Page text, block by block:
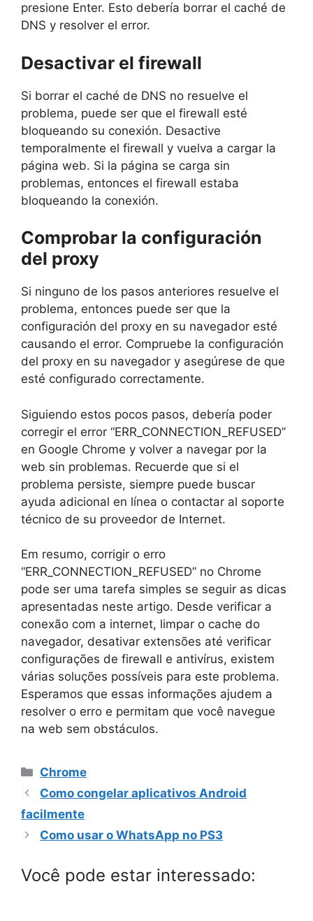
presione Enter. Esto debería borrar el caché de
DNS y resolver el error.
Desactivar el firewall
Si borrar el caché de DNS no resuelve el
problema, puede ser que el firewall esté
bloqueando su conexión. Desactive
temporalmente el firewall y vuelva a cargar la
página web. Si la página se carga sin
problemas, entonces el firewall estaba
bloqueando la conexión.
Comprobar la configuración
del proxy
Si ninguno de los pasos anteriores resuelve el
problema, entonces puede ser que la
configuración del proxy en su navegador esté
causando el error. Compruebe la configuración
del proxy en su navegador y asegúrese de que
esté configurado correctamente.
Siguiendo estos pocos pasos, debería poder
corregir el error “ERR_CONNECTION_REFUSED”
en Google Chrome y volver a navegar por la
web sin problemas. Recuerde que si el
problema persiste, siempre puede buscar
ayuda adicional en línea o contactar al soporte
técnico de su proveedor de Internet.
Em resumo, corrigir o erro
“ERR_CONNECTION_REFUSED” no Chrome
pode ser uma tarefa simples se seguir as dicas
apresentadas neste artigo. Desde verificar a
conexão com a internet, limpar o cache do
navegador, desativar extensões até verificar
configurações de firewall e antivírus, existem
várias soluções possíveis para este problema.
Esperamos que essas informações ajudem a
resolver o erro e permitam que você navegue
na web sem obstáculos.
Categorias
Chrome
Como congelar aplicativos Android
facilmente
Como usar o WhatsApp no ​​PS3
Você pode estar interessado: